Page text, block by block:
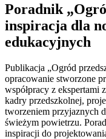
Poradnik
inspiracja dla
edukacyjnych
Publikacja „Ogród
opracowanie stworzone
współpracy z ekspertami
kadry przedszkolnej,
tworzeniem przyjaznych
świeżym powietrzu.
inspiracji do